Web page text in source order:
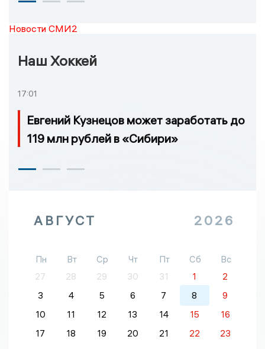
Новости СМИ2
Наш Хоккей
17:01
Евгений Кузнецов может заработать до
119 млн рублей в «Сибири»
АВГУСТ 2026
Пн Вт Ср Чт Пт Сб
Вс
27
28 29 30 31 1
2
3
4 5 6 7 8
9
10
11 12 13 14 15
16
17
18 19 20 21 22
23